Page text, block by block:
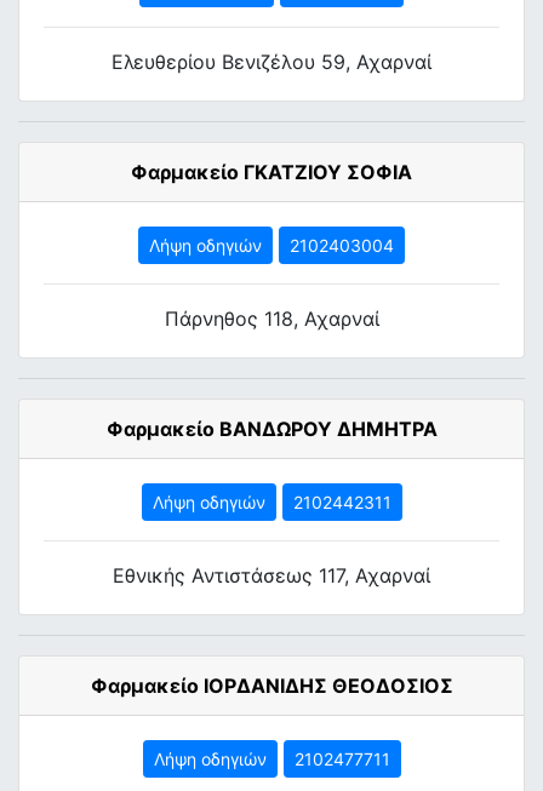
Ελευθερίου Βενιζέλου 59, Αχαρναί
Φαρμακείο ΓΚΑΤΖΙΟΥ ΣΟΦΙΑ
Λήψη οδηγιών 2102403004
Πάρνηθος 118, Αχαρναί
Φαρμακείο ΒΑΝΔΩΡΟΥ ΔΗΜΗΤΡΑ
Λήψη οδηγιών 2102442311
Εθνικής Αντιστάσεως 117, Αχαρναί
Φαρμακείο ΙΟΡΔΑΝΙΔΗΣ ΘΕΟΔΟΣΙΟΣ
Λήψη οδηγιών 2102477711